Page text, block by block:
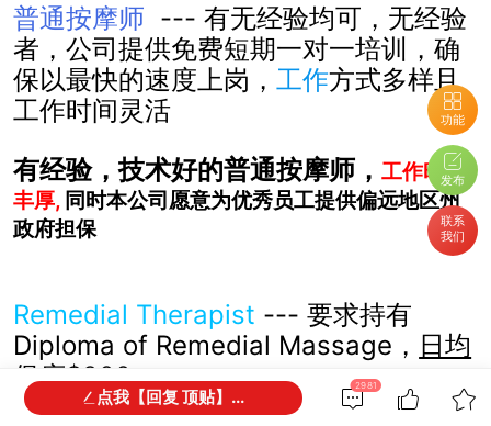
功能
发布
联系
我们
普通按摩师 --- 有无经验均可， 无经验
者，公司提供免费短期一对一培训，确
保以最快的速度上岗，工作方式多样且
工作时间灵活
有经验，技术好的普通按摩师 ，工作时薪
丰厚, 同时本公司愿意为优秀员工提供偏远地区州
政府担保
Remedial Therapist --- 要求持有
Diploma of Remedial Massage， 日均
保底$200 2981
点我【回复 顶贴】...